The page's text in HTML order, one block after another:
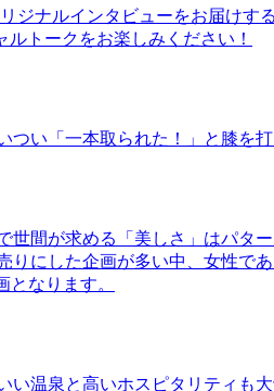
ナルインタビューをお届けす
トークをお楽しみください！
い「一本取られた！」と膝を
間が求める「美しさ」はパタ
にした企画が多い中、女性で
なります。
温泉と高いホスピタリティも